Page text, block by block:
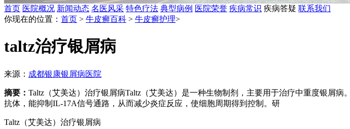
首页 医院概况 新闻动态 名医风采 特色疗法 典型病例 医院荣誉 疾病常识 疾病答疑 联系我们
你现在的位置： 首页 > 牛皮癣百科 > 牛皮癣护理>
taltz治疗银屑病
来源： 成都银康银屑病医院
摘要： Taltz（艾美达）治疗银屑病Taltz（艾美达）是一种生物制剂，主要用于治疗中重度银屑
抗体，能抑制IL-17A信号通路，从而减少炎症反应，使细胞周期得到控制。研
Taltz（艾美达）治疗银屑病